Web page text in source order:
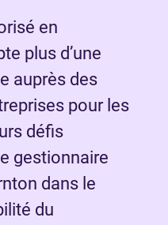
en
plus d’une
auprès des
pour les
défis
gestionnaire
dans le
du